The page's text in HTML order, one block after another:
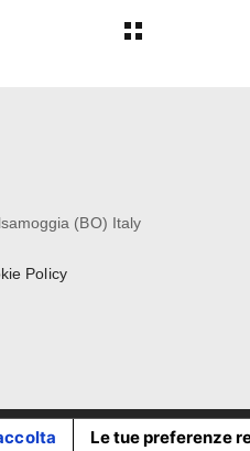
(BO) Italy
Policy
Le tue preferenze